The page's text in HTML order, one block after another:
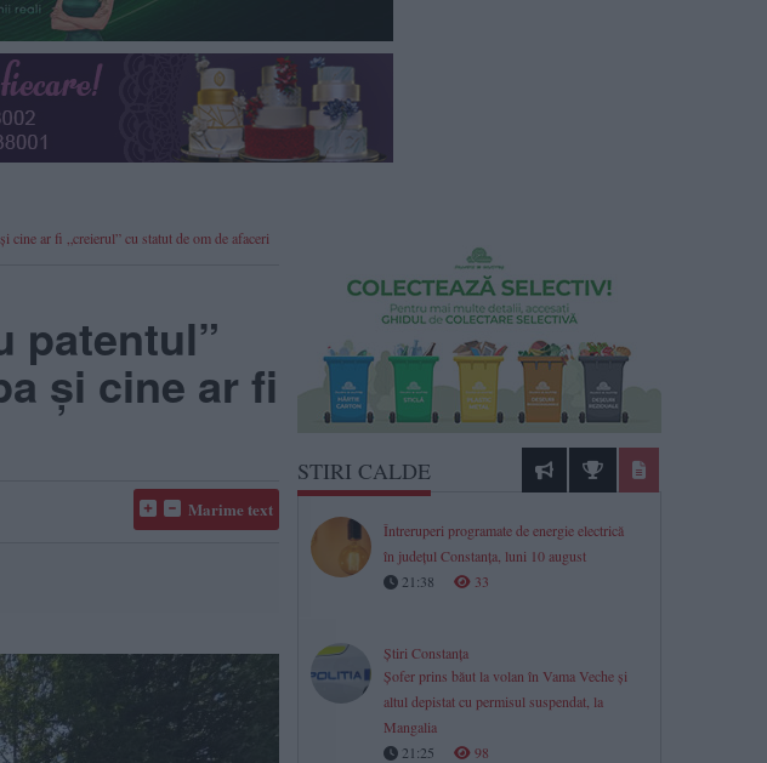
cine ar fi „creierul” cu statut de om de afaceri
patentul”
și cine ar fi
Marime text
STIRI CALDE
Întreruperi programate de energie electrică
în județul Constanța, luni 10 august
21:38
33
Știri Constanța
Șofer prins băut la volan în Vama Veche și
altul depistat cu permisul suspendat, la
Mangalia
21:25
98